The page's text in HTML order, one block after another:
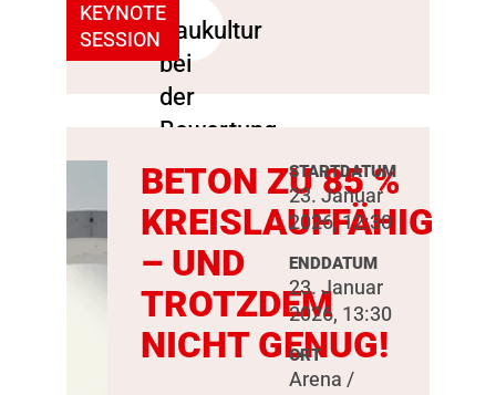
KEYNOTE
SESSION
BETON ZU 85 %
KREISLAUFFÄHIG
– UND
TROTZDEM
NICHT GENUG!
STARTDATUM
23. Januar
2026, 12:30
ENDDATUM
23. Januar
2026, 13:30
ORT
Arena /